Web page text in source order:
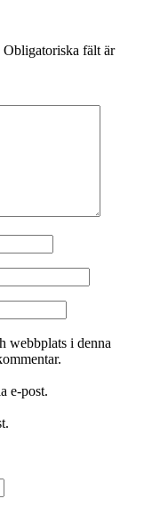
Obligatoriska fält är
webbplats i denna
e-post.